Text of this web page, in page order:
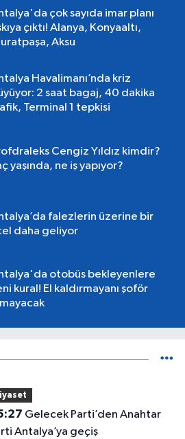
çok sayıda imar planı
çıktı! Alanya, Konyaaltı,
Aksu
Havalimanı’nda kriz
2 saat bagaj, 40 dakika
Terminal 1 tepkisi
Cengiz Yıldız kimdir?
yaşında, ne iş yapıyor?
falezlerin üzerine bir
daha geliyor
otobüs bekleyenlere
kural! El kaldırmayanı şoför
Antalya’ya geçiş